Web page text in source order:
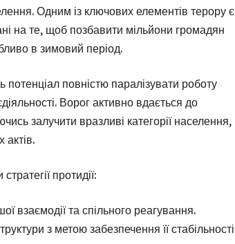
Одним із ключових елементів терору є
на те, щоб позбавити мільйони громадян
в зимовий період.
потенціал повністю паралізувати роботу
Ворог активно вдається до
залучити вразливі категорії населення,
актів.
протидії:
взаємодії та спільного реагування.
з метою забезпечення її стабільності